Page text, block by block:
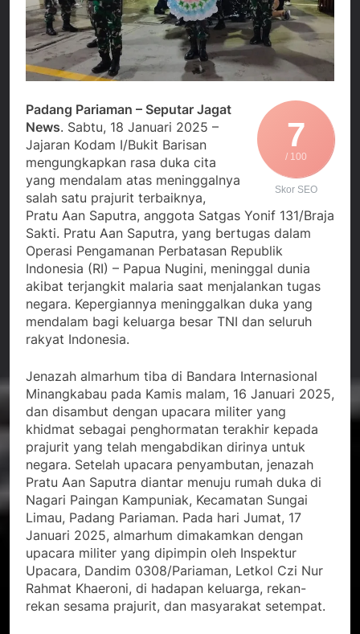
Cegah Stunting
Berangkatkan Empat
Korban Kebakaran KMP
Mutiara Sentosa 2 ke
Posko Pusat Tg. Perak
Surabaya
Agustus 5, 2026
SMA Negeri Nyalindung
Sukabumi Diduga
Lakukan Pungutan
melalui Komite Sekolah,
Disorot karena Dinilai
Bertentangan dengan
Edaran Disdik Jabar
Agustus 4, 2026
Ketua Umum FSP
Bantah Isu Mogok
Nasional TKBM: “Belum
Ada Keputusan Resmi”
Agustus 3, 2026
Menjalin Harmoni di
Tanah Sukaresmi: Kala
Mina Padi, P2L, dan
Gotong Royong
Menggerakkan Ekonomi
Desa
Agustus 3, 2026
7
/ 100
Skor SEO
Padang Pariaman – Seputar Jagat
News. Sabtu, 18 Januari 2025 –
Jajaran Kodam I/Bukit Barisan
mengungkapkan rasa duka cita
yang mendalam atas meninggalnya
salah satu prajurit terbaiknya,
Pratu Aan Saputra, anggota Satgas Yonif 131/Braja
Sakti. Pratu Aan Saputra, yang bertugas dalam
Operasi Pengamanan Perbatasan Republik
Indonesia (RI) – Papua Nugini, meninggal dunia
akibat terjangkit malaria saat menjalankan tugas
negara. Kepergiannya meninggalkan duka yang
mendalam bagi keluarga besar TNI dan seluruh
rakyat Indonesia.
Jenazah almarhum tiba di Bandara Internasional
Minangkabau pada Kamis malam, 16 Januari 2025,
dan disambut dengan upacara militer yang
khidmat sebagai penghormatan terakhir kepada
prajurit yang telah mengabdikan dirinya untuk
negara. Setelah upacara penyambutan, jenazah
Pratu Aan Saputra diantar menuju rumah duka di
Nagari Paingan Kampuniak, Kecamatan Sungai
Limau, Padang Pariaman. Pada hari Jumat, 17
Januari 2025, almarhum dimakamkan dengan
upacara militer yang dipimpin oleh Inspektur
Upacara, Dandim 0308/Pariaman, Letkol Czi Nur
Rahmat Khaeroni, di hadapan keluarga, rekan-
rekan sesama prajurit, dan masyarakat setempat.